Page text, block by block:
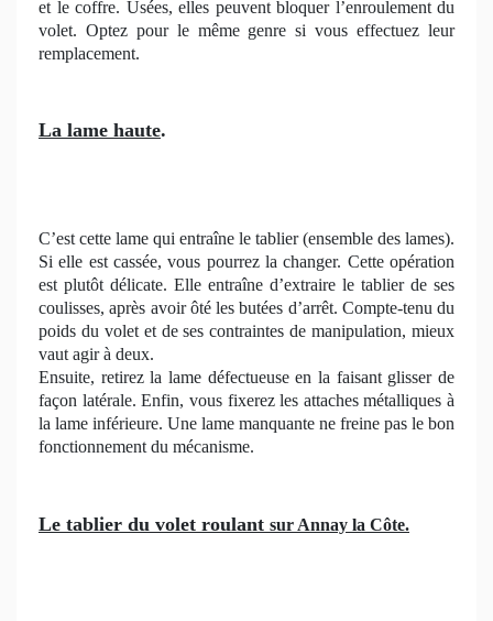
et le coffre. Usées, elles peuvent bloquer l’enroulement du
volet. Optez pour le même genre si vous effectuez leur
remplacement.
La lame haute.
C’est cette lame qui entraîne le tablier (ensemble des lames).
Si elle est cassée, vous pourrez la changer. Cette opération
est plutôt délicate. Elle entraîne d’extraire le tablier de ses
coulisses, après avoir ôté les butées d’arrêt. Compte-tenu du
poids du volet et de ses contraintes de manipulation, mieux
vaut agir à deux.
Ensuite, retirez la lame défectueuse en la faisant glisser de
façon latérale. Enfin, vous fixerez les attaches métalliques à
la lame inférieure. Une lame manquante ne freine pas le bon
fonctionnement du mécanisme.
Le tablier du volet roulant sur Annay la Côte.